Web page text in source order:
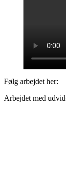
Følg arbejdet her:
Arbejdet med